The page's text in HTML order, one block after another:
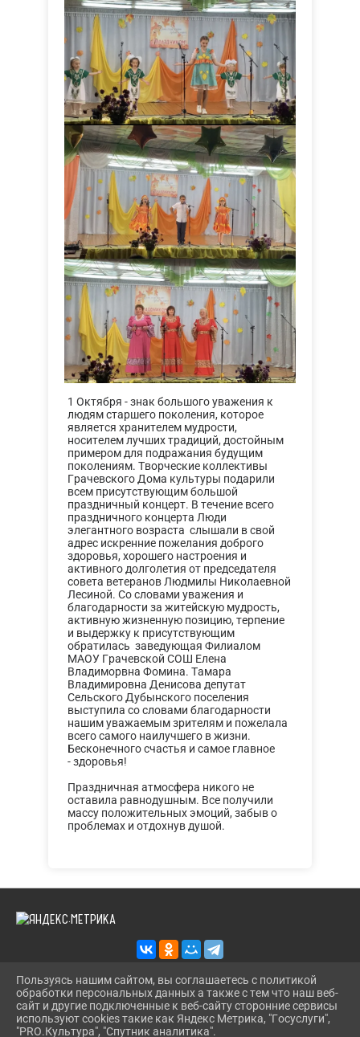
1 Октября - знак большого уважения к
людям старшего поколения, которое
является хранителем мудрости,
носителем лучших традиций, достойным
примером для подражания будущим
поколениям. Творческие коллективы
Грачевского Дома культуры подарили
всем присутствующим большой
праздничный концерт. В течение всего
праздничного концерта Люди
элегантного возраста слышали в свой
адрес искренние пожелания доброго
здоровья, хорошего настроения и
активного долголетия от председателя
совета ветеранов Людмилы Николаевной
Лесиной. Со словами уважения и
благодарности за житейскую мудрость,
активную жизненную позицию, терпение
и выдержку к присутствующим
обратилась заведующая Филиалом
МАОУ Грачевской СОШ Елена
Владиморвна Фомина. Тамара
Владимировна Денисова депутат
Сельского Дубынского поселения
выступила со словами благодарности
нашим уважаемым зрителям и пожелала
всего самого наилучшего в жизни.
Бесконечного счастья и самое главное
- здоровья!
Праздничная атмосфера никого не
оставила равнодушным. Все получили
массу положительных эмоций, забыв о
проблемах и отдохнув душой.
2026 Г. KAZANS-DOSUG.RU
ВХОД
КАРТА САЙТА
Пользуясь нашим сайтом, вы соглашаетесь с политикой
обработки персональных данных а также с тем что наш веб-
сайт и другие подключенные к веб-сайту сторонние сервисы
используют cookies такие как Яндекс Метрика, "Госуслуги",
"PRO.Культура", "Спутник аналитика".